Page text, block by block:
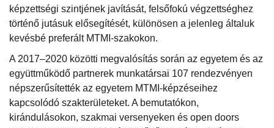
képzettségi szintjének javítását, felsőfokú végzettséghez
történő jutásuk elősegítését, különösen a jelenleg általuk
kevésbé preferált MTMI-szakokon.
A 2017–2020 közötti megvalósítás során az egyetem és az
együttműködő partnerek munkatársai 107 rendezvényen
népszerűsítették az egyetem MTMI-képzéseihez
kapcsolódó szakterületeket. A bemutatókon,
kirándulásokon, szakmai versenyeken és open doors